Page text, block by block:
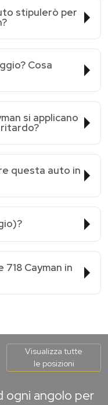
stipulerò per
Cosa
si applicano
questa auto in
Cayman in
Visualizza tutte
le posizioni
ogni angolo per